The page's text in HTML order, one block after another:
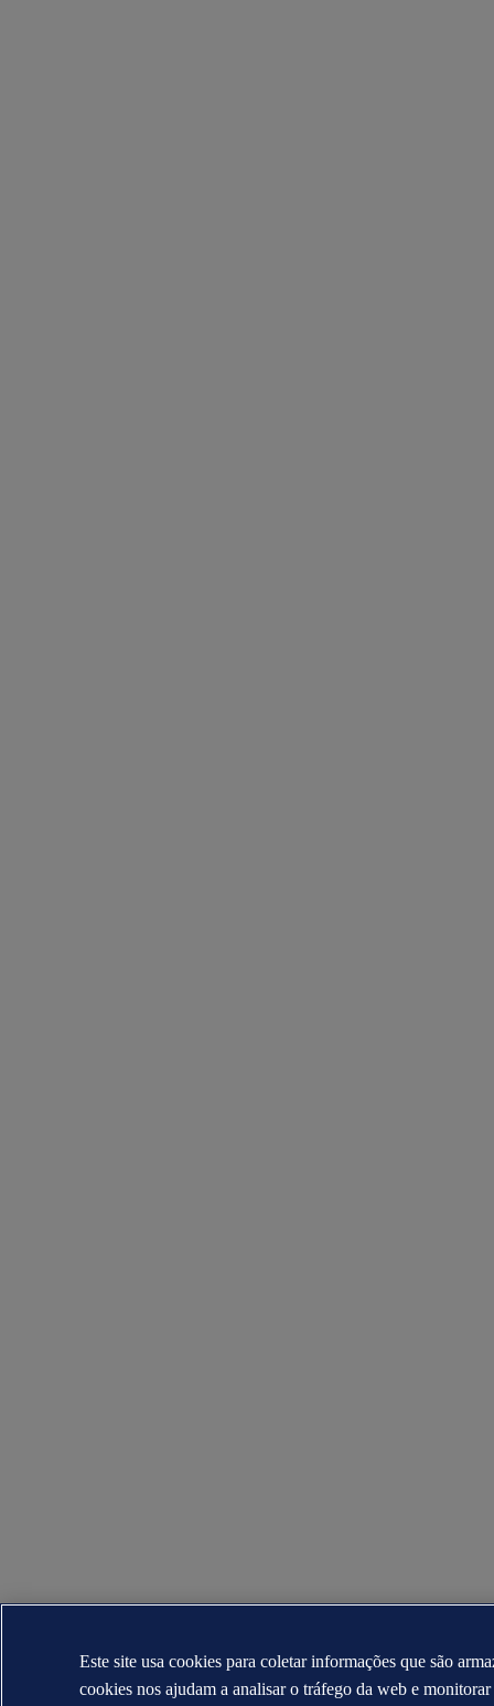
Este site usa cookies para coletar informações que são
cookies nos ajudam a analisar o tráfego da web e